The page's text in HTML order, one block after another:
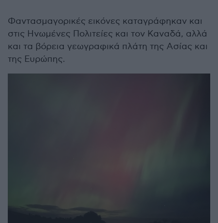
Φαντασμαγορικές εικόνες καταγράφηκαν και
στις Ηνωμένες Πολιτείες και τον Καναδά, αλλά
και τα βόρεια γεωγραφικά πλάτη της Ασίας και
της Ευρώπης.